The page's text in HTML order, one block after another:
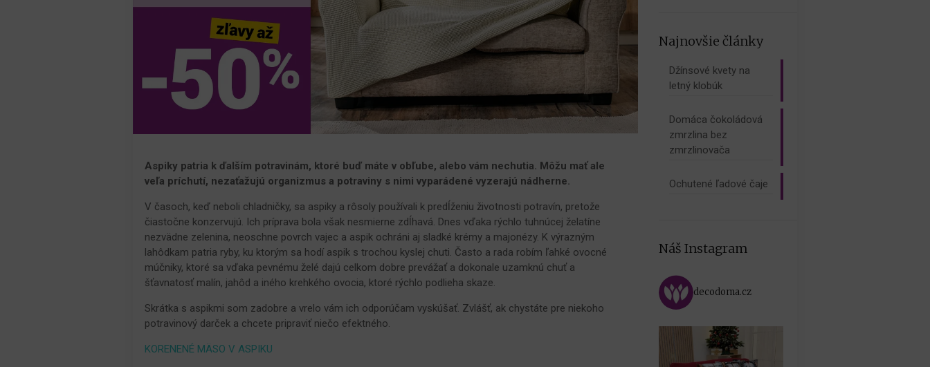
Aspiky patria k ďalším potravinám, ktoré buď máte v obľube, alebo vám nechutia. Môžu mať ale
veľa príchutí, nezaťažujú organizmus a potraviny s nimi vyparádené vyzerajú nádherne.
V časoch, keď neboli chladničky, sa aspiky a rôsoly používali k predĺženiu životnosti potravín, pretože
čiastočne konzervujú. Ich príprava bola však nesmierne zdĺhavá. Dnes vďaka rýchlo tuhnúcej želatíne
nezvädne zelenina, neoschne povrch vajec a aspik ochráni aj sladké krémy a majonézy. K výrazným
lahôdkam patria ryby, ku ktorým sa hodí aspik s trochou kyslej chuti. Často a rada robím ľahké ovocné
múčniky, ktoré sa vďaka pevnému želé dajú celkom dobre prevážať a dokonale uzamknú chuť a
šťavnatosť malín, jahôd a iného krehkého ovocia, ktoré rýchlo podlieha skaze.
Skrátka s aspikmi som zadobre a vrelo vám ich odporúčam vyskúšať. Zvlášť, ak chystáte pre niekoho
potravinový darček a chcete pripraviť niečo efektného.
KORENENÉ MÄSO V ASPIKU
Najnovšie články
Džínsové kvety na
letný klobúk
Domáca čokoládová
zmrzlina bez
zmrzlinovača
Ochutené ľadové čaje
Náš Instagram
decodoma.cz